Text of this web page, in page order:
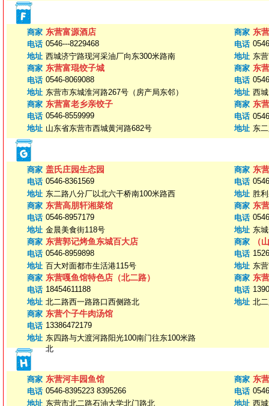
商家 东营富源酒店
电话 0546---8229468
地址 西城济宁路现河采油厂向东300米路南
商家 东
电话
地址 东
商家 东营富琨饺子城
电话 0546-8069088
地址 东营市东城淮河路267号（房产局东邻）
商家 东
电话
地址 西
商家 东营富老乡亲饺子
电话 0546-8559999
地址 山东省东营市西城黄河路682号
商家 东
电话
地址 东
商家 盖氏庄园生态园
电话 0546-8361569
地址 东二路八分厂以北六干桥南100米路西
商家 东
电话
地址 胜
商家 东营高朋轩湘菜馆
电话 0546-8957179
地址 金晨美食街118号
商家 东
电话
地址 东
商家 东营郭记烤鱼东城百大店
电话 0546-8959898
地址 百大对面都市生活港115号
商家 （
电话
地址 东
商家 东营嘎鱼馆特色店（北二路）
电话 18454611188
地址 北二路西一路路口西侧路北
商家 东
电话
地址 北
商家 东营个子牛肉汤馆
电话 13386472179
地址 东四路与大渡河路阳光100南门往东100米路
北
商家 东营河丰园鱼馆
电话 0546-8395223 8395266
地址 东营市北二路石油大学北门路北
商家 东
电话
地址 西